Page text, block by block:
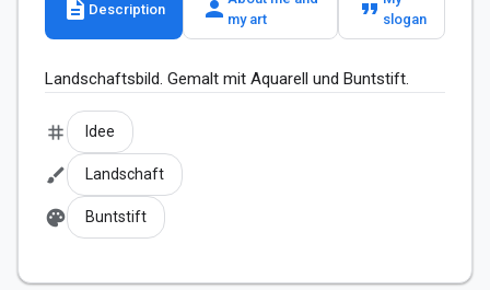
description Description person my art
format_quote slogan
Landschaftsbild. Gemalt mit Aquarell und Buntstift.
tag Idee
brush Landschaft
palette Buntstift